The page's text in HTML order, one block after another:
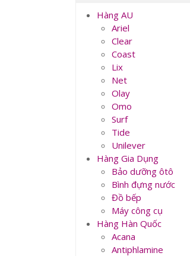
Hàng AU
Ariel
Clear
Coast
Lix
Net
Olay
Omo
Surf
Tide
Unilever
Hàng Gia Dụng
Bảo dưỡng ôtô
Bình đựng nước
Đồ bếp
Máy công cụ
Hàng Hàn Quốc
Acana
Antiphlamine